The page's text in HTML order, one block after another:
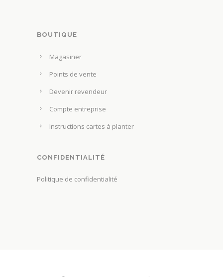
BOUTIQUE
Magasiner
Points de vente
Devenir revendeur
Compte entreprise
Instructions cartes à planter
CONFIDENTIALITÉ
Politique de confidentialité